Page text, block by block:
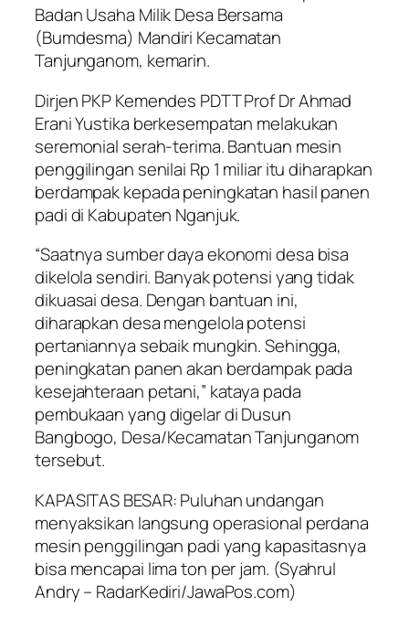
Badan Usaha Milik Desa Bersama
(Bumdesma) Mandiri Kecamatan
Tanjunganom, kemarin.
Dirjen PKP Kemendes PDTT Prof Dr Ahmad
Erani Yustika berkesempatan melakukan
seremonial serah-terima. Bantuan mesin
penggilingan senilai Rp 1 miliar itu diharapkan
berdampak kepada peningkatan hasil panen
padi di Kabupaten Nganjuk.
“Saatnya sumber daya ekonomi desa bisa
dikelola sendiri. Banyak potensi yang tidak
dikuasai desa. Dengan bantuan ini,
diharapkan desa mengelola potensi
pertaniannya sebaik mungkin. Sehingga,
peningkatan panen akan berdampak pada
kesejahteraan petani,” kataya pada
pembukaan yang digelar di Dusun
Bangbogo, Desa/Kecamatan Tanjunganom
tersebut.
KAPASITAS BESAR: Puluhan undangan
menyaksikan langsung operasional perdana
mesin penggilingan padi yang kapasitasnya
bisa mencapai lima ton per jam. (Syahrul
Andry – RadarKediri/JawaPos.com)